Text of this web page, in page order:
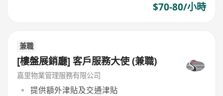
$70-80/小時
兼職
[樓盤展銷廳] 客戶服務大使 (兼職)
嘉里物業管理服務有限公司
提供額外津貼及交通津貼